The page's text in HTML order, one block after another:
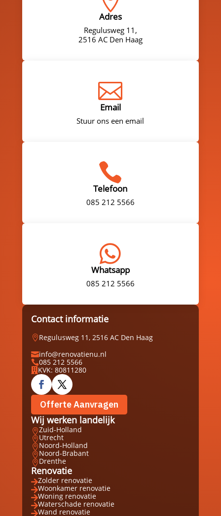
Adres
Regulusweg 11,
2516 AC Den Haag

Email
Stuur ons een email

Telefoon
085 212 5566

Whatsapp
085 212 5566
Contact informatie
Regulusweg 11, 2516 AC Den Haag
info@renovatienu.nl
085 212 5566
 KVK: 80811280
Offerte Aanvragen
Wij werken landelijk
Zuid-Holland
Utrecht
Noord-Holland
Noord-Brabant
Drenthe
Renovatie
Zolder renovatie
Woonkamer renovatie
Woning renovatie
Waterschade renovatie
Wand renovatie